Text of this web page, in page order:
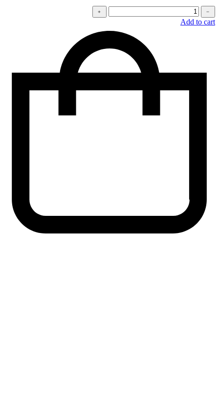
كمية
Oversized
t-
﹣
﹢
Add to cart